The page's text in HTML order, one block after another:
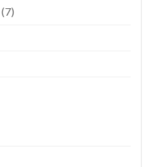
(7)